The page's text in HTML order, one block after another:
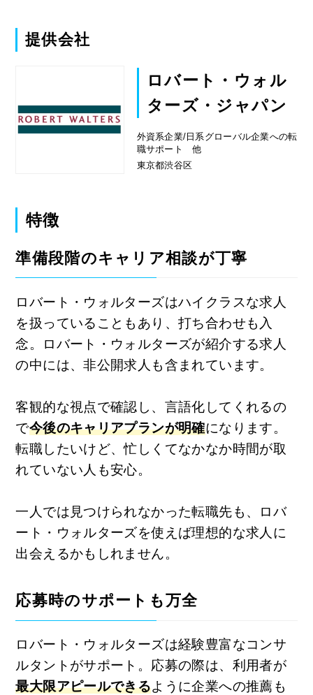
また、紹介された求人に関しても自分が求め
した提案をしてもらえたのは大変好印象でし
求人に関してはキャリアやスキルを重視され
たものが多かったですが、ロバート・ウォル
ターズは実績も素晴らしい転職エージェント
ですし、対応など含め非常に安心感があり大
提供会社
ロバート・ウォル
ターズ・ジャパン
外資系企業/日系グローバル企業への転
職サポート 他
東京都渋谷区
特徴
準備段階のキャリア相談が丁寧
ロバート・ウォルターズはハイクラスな求人
を扱っていることもあり、打ち合わせも入
念。ロバート・ウォルターズが紹介する求人
の中には、非公開求人も含まれています。
客観的な視点で確認し、言語化してくれるの
で今後のキャリアプランが明確になります。
転職したいけど、忙しくてなかなか時間が取
れていない人も安心。
一人では見つけられなかった転職先も、ロバ
ート・ウォルターズを使えば理想的な求人に
出会えるかもしれません。
応募時のサポートも万全
ロバート・ウォルターズは経験豊富なコンサ
ルタントがサポート。応募の際は、利用者が
最大限アピールできるように企業への推薦も